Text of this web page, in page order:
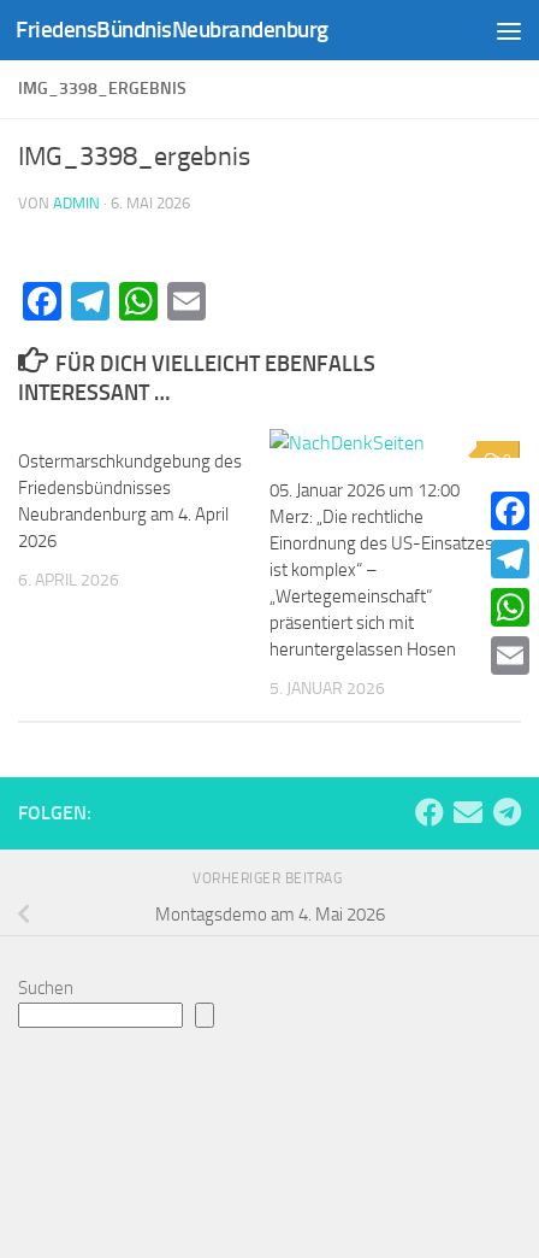
Zum Inhalt springen
FriedensBündnisNeubrandenburg
IMG_3398_ERGEBNIS
IMG_3398_ergebnis
VON ADMIN · 6. MAI 2026
Facebook
Telegram
WhatsApp
FÜR DICH VIELLEICHT EBENFALLS
INTERESSANT …
Ostermarschkundgebung des
Friedensbündnisses
Neubrandenburg am 4. April
2026
6. APRIL 2026
0
05. Januar 2026 um 12:00
Merz: „Die rechtliche
Einordnung des US-Einsatzes
ist komplex“ –
„Wertegemeinschaft“
präsentiert sich mit
heruntergelassen Hosen
5. JANUAR 2026
FOLGEN:
VORHERIGER BEITRAG
Montagsdemo am 4. Mai 2026
Suchen